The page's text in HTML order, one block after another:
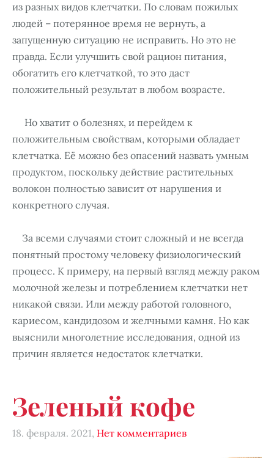
из разных видов клетчатки. По словам пожилых
людей – потерянное время не вернуть, а
запущенную ситуацию не исправить. Но это не
правда. Если улучшить свой рацион питания,
обогатить его клетчаткой, то это даст
положительный результат в любом возрасте.
Но хватит о болезнях, и перейдем к
положительным свойствам, которыми обладает
клетчатка. Её можно без опасений назвать умным
продуктом, поскольку действие растительных
волокон полностью зависит от нарушения и
конкретного случая.
За всеми случаями стоит сложный и не всегда
понятный простому человеку физиологический
процесс. К примеру, на первый взгляд между раком
молочной железы и потреблением клетчатки нет
никакой связи. Или между работой головного,
кариесом, кандидозом и желчными камня. Но как
выяснили многолетние исследования, одной из
причин является недостаток клетчатки.
Зеленый кофе
18. февраля. 2021, Нет комментариев